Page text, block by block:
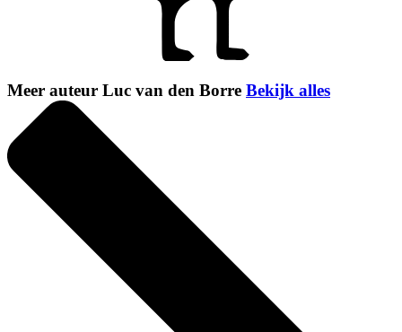
Meer auteur Luc van den Borre Bekijk alles